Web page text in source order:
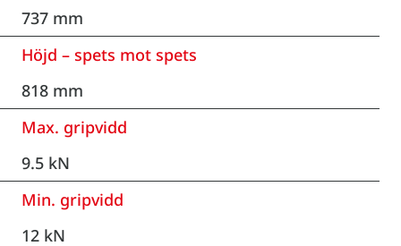
737 mm
Höjd – spets mot spets
818 mm
Max. gripvidd
9.5 kN
Min. gripvidd
12 kN